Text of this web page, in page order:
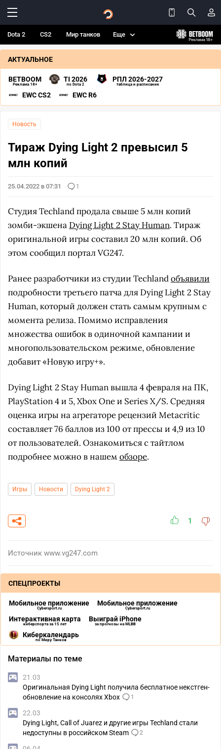
Dota 2 CS2 Мир танков Еще
АКТУАЛЬНОЕ
BETBOOM
Реклама 18+
TI 2026
по Dota 2
РПЛ 2026-2027
таблица и расписание
EWC CS2 EWC R6
Новость
Тираж Dying Light 2 превысил 5
млн копий
25.04.2022 в 07:31 1
Студия Techland продала свыше 5 млн копий
зомби-экшена Dying Light 2 Stay Human. Тираж
оригинальной игры составил 20 млн копий. Об
этом сообщил портал VG247.
Ранее разработчики из студии Techlandобъявили
подробности третьего патча для Dying Light 2 Stay
Human, который должен стать самым крупным с
момента релиза. Помимо исправления
множества ошибок в одиночной кампании и
многопользовательском режиме, обновление
добавит «Новую игру+».
Dying Light 2 Stay Human вышла 4 февраля на ПК,
PlayStation 4 и 5, Xbox One и Series X/S. Средняя
оценка игры на агрегаторе рецензий Metacritic
составляет 76 баллов из 100 от прессы и 4,9 из 10
от пользователей. Ознакомиться с тайтлом
подробнее можно в нашем обзоре.
Игры Новости Dying Light 2
1
Источник www.vg247.com
СПЕЦПРОЕКТЫ
Мобильное приложение
Cybersport.ru
Мобильное приложение
Cybersport.ru
Интерактивная карта
киберспорта за 15 лет
Выиграй iPhone
за прогнозы на MLBB
Киберкалендарь
по Миру Танков
Материалы по теме
21.03
Оригинальная Dying Light получила бесплатное некстген-
обновление на консолях Xbox
1
22.03
Dying Light, Call of Juarez и другие игры Techland стали
недоступны в российском Steam
2